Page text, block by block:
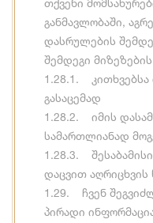
თქვენი
განმავლობაში,
დასრულების
შემდეგი
1.28.1. კითხვებსა
გასაცემად
1.28.2. იმის
სამართლიანად
1.28.3.
დაცვით აღრიცხვის
1.29. ჩვენ
პირადი